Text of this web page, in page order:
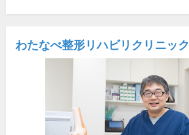
わたなべ整形リハビリクリニック